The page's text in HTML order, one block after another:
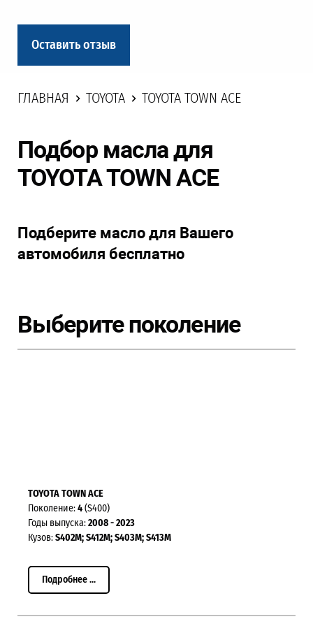
Оставить отзыв
ГЛАВНАЯ TOYOTA TOYOTA TOWN ACE
Подбор масла для
TOYOTA TOWN ACE
Подберите масло для Вашего
автомобиля бесплатно
Выберите поколение
TOYOTA TOWN ACE
Поколение:4(S400)
Годы выпуска:2008 - 2023
Кузов:S402M; S412M; S403M; S413M
Подробнее ...